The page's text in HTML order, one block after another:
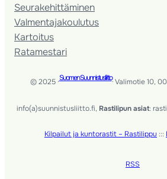
Seura­kehittäminen
Valmentaja­koulutus
Kartoitus
Ratamestari
© 2025 ·Suomen Suunnistusliitto· Valimotie 10,
info(a)suunnistusliitto.fi, Rastilipun asiat:
Kilpailut ja kuntorastit – Rastilippu :::
RSS